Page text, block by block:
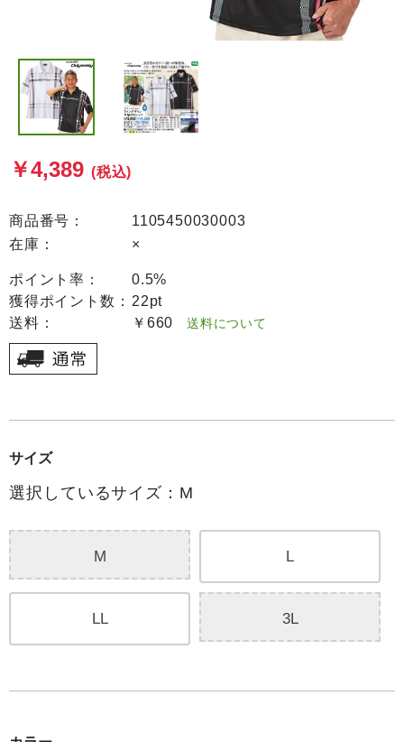
￥4,389 (税込)
商品番号：
1105450030003
在庫：
×
ポイント率：
0.5%
獲得ポイント数： 22pt
送料：
￥660 送料について
サイズ
選択しているサイズ：M
M L
LL 3L